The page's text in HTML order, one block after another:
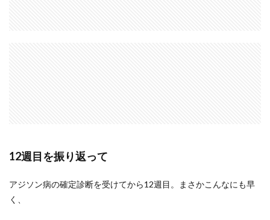
12週目を振り返って
アジソン病の確定診断を受けてから12週目。まさかこんなにも早
く、